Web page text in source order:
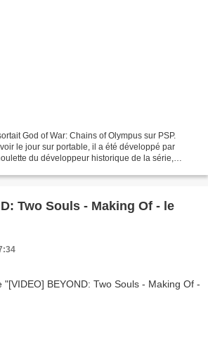
God of War: Chains of Olympus sur PSP.
le jour sur portable, il a été développé par
du développeur historique de la série,
Two Souls - Making Of - le